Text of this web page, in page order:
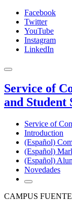
Facebook
Twitter
YouTube
Instagram
LinkedIn
Service of
and Student
Service of
Introduction
(Español)
(Español)
(Español)
Novedades
CAMPUS